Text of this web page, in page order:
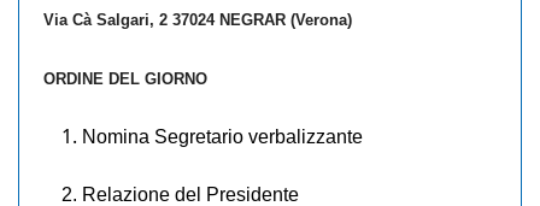
Via Cà Salgari, 2 37024 NEGRAR (Verona)
ORDINE DEL GIORNO
Nomina Segretario verbalizzante
Relazione del Presidente